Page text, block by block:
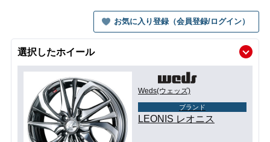
お気に入り登録（会員登録/ログイン）
選択したホイール
Weds(ウェッズ)
ブランド
LEONIS レオニス